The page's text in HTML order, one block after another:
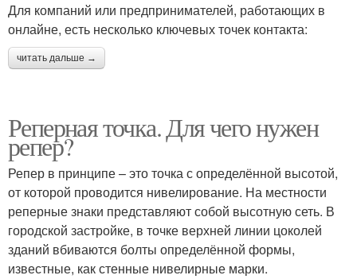
Для компаний или предпринимателей, работающих в
онлайне, есть несколько ключевых точек контакта:
читать дальше →
Реперная точка. Для чего нужен
репер?
Репер в принципе – это точка с определённой высотой,
от которой проводится нивелирование. На местности
реперные знаки представляют собой высотную сеть. В
городской застройке, в точке верхней линии цоколей
зданий вбиваются болты определённой формы,
известные, как стенные нивелирные марки.